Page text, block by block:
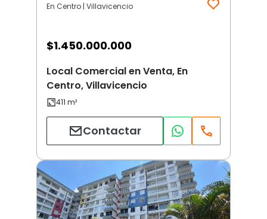
En Centro | Villavicencio
$1.450.000.000
Local Comercial en Venta, En
Centro, Villavicencio
Contactar